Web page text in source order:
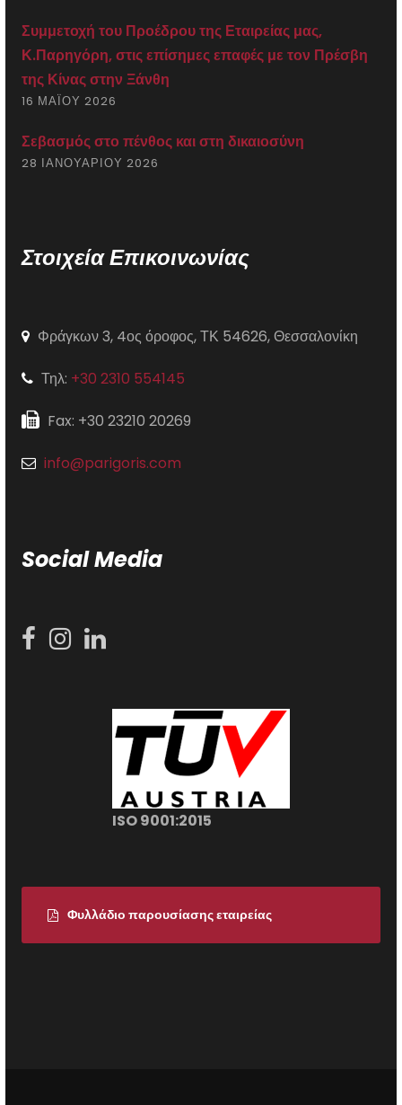
Συμμετοχή του Προέδρου της Εταιρείας μας,
Κ.Παρηγόρη, στις επίσημες επαφές με τον Πρέσβη
της Κίνας στην Ξάνθη
16 ΜΑΪ́ΟΥ 2026
Σεβασμός στο πένθος και στη δικαιοσύνη
28 ΙΑΝΟΥΑΡΊΟΥ 2026
Στοιχεία Επικοινωνίας
Φράγκων 3, 4ος όροφος, ΤΚ 54626, Θεσσαλονίκη
Τηλ: +30 2310 554145
Fax: +30 23210 20269
info@parigoris.com
Social Media
ISO 9001:2015
Φυλλάδιο παρουσίασης εταιρείας